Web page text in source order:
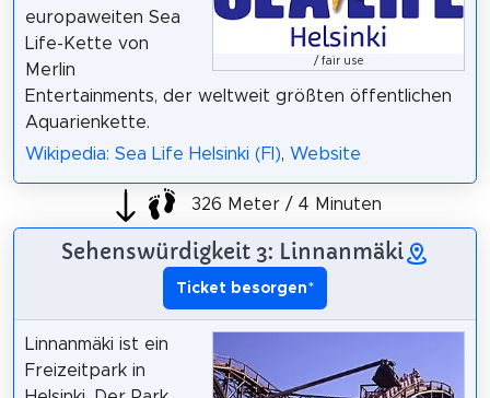
/ fair use
europaweiten Sea
Life-Kette von
Merlin
Entertainments, der weltweit größten öffentlichen
Aquarienkette.
Wikipedia: Sea Life Helsinki (FI), Website
326 Meter / 4 Minuten
Sehenswürdigkeit 3: Linnanmäki
Ticket besorgen*
Linnanmäki ist ein
Freizeitpark in